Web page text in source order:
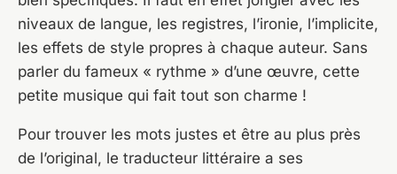
niveaux de langue, les registres, l’ironie, l’implicite,
les effets de style propres à chaque auteur. Sans
parler du fameux « rythme » d’une œuvre, cette
petite musique qui fait tout son charme !
Pour trouver les mots justes et être au plus près
de l’original, le traducteur littéraire a ses